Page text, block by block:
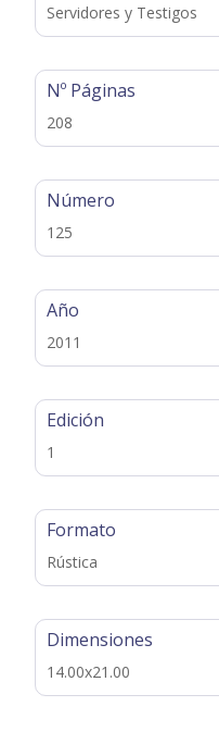
Servidores y Testigos
Nº Páginas
208
Número
125
Año
2011
Edición
1
Formato
Rústica
Dimensiones
14.00x21.00